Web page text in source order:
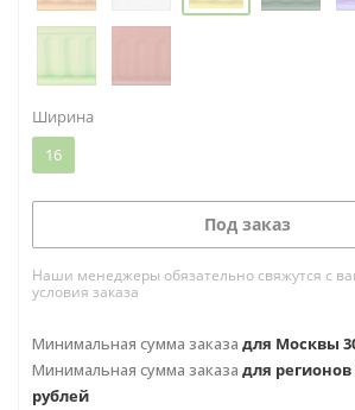
Ширина
16
Под заказ
Наши менеджеры обязательно свяжутся с
условия заказа
Минимальная сумма заказа для Москвы
Минимальная сумма заказа для регионов
рублей